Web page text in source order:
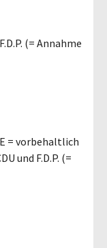
(= Annahme
= vorbehaltlich
und F.D.P. (=